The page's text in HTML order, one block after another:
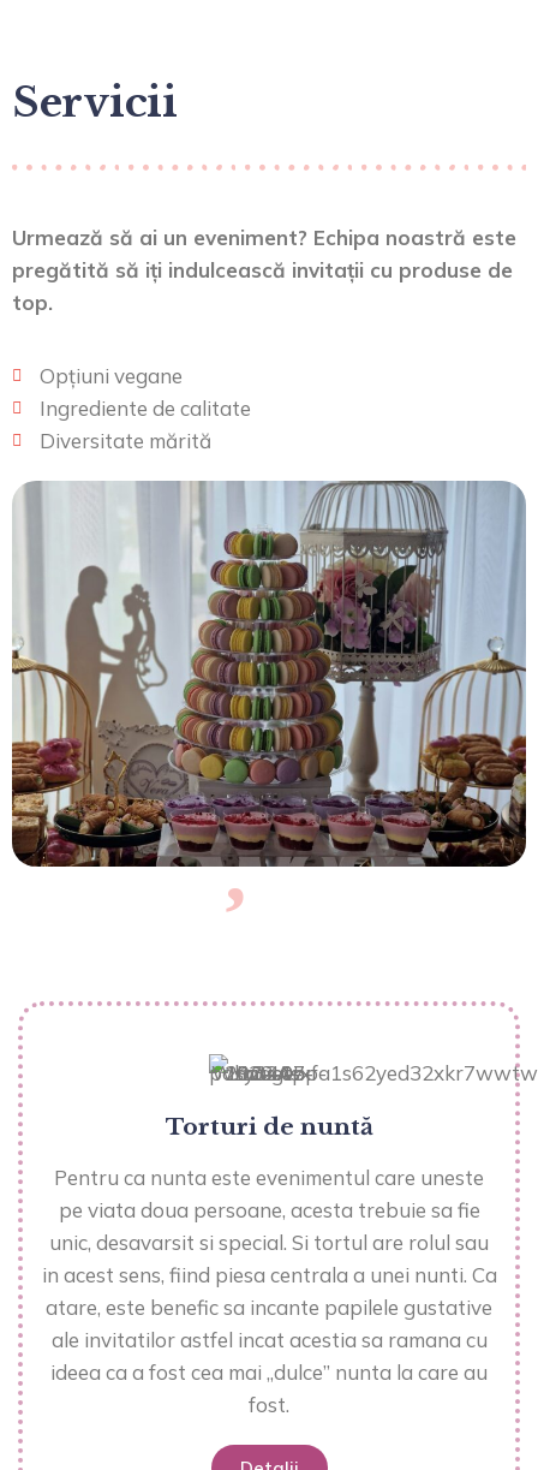
Servicii
Urmează să ai un eveniment? Echipa noastră este
pregătită să iți indulcească invitații cu produse de
top.
Opțiuni vegane
Ingrediente de calitate
Diversitate mărită
Torturi de nuntă
Pentru ca nunta este evenimentul care uneste
pe viata doua persoane, acesta trebuie sa fie
unic, desavarsit si special. Si tortul are rolul sau
in acest sens, fiind piesa centrala a unei nunti. Ca
atare, este benefic sa incante papilele gustative
ale invitatilor astfel incat acestia sa ramana cu
ideea ca a fost cea mai „dulce” nunta la care au
fost.